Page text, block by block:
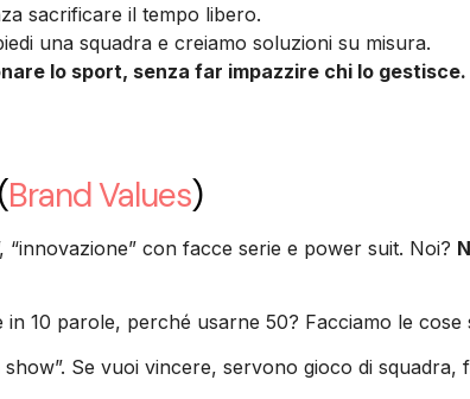
sacrificare il tempo libero.
una squadra e creiamo soluzioni su misura.
lo sport, senza far impazzire chi lo gestisce.
(Brand Values)
“innovazione” con facce serie e power suit. Noi?
10 parole, perché usarne 50? Facciamo le
Se vuoi vincere, servono gioco di squadra,